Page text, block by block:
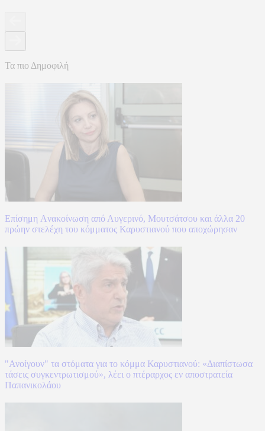
Τα πιο Δημοφιλή
Επίσημη Aνακοίνωση από Αυγερινό, Μουτσάτσου και άλλα 20
πρώην στελέχη του κόμματος Καρυστιανού που αποχώρησαν
"Ανοίγουν" τα στόματα για το κόμμα Καρυστιανού: «Διαπίστωσα
τάσεις συγκεντρωτισμού», λέει ο πτέραρχος εν αποστρατεία
Παπανικολάου